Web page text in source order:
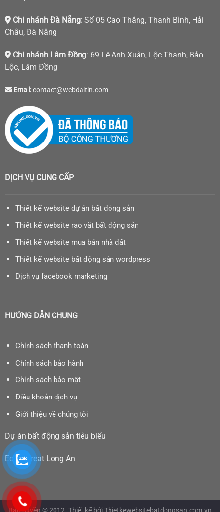
Chi nhánh Đà Nẵng:Số 05 Cao Thắng, Thanh Bình, Hải
Châu, Đà Nẵng
Chi nhánh Lâm Đồng: 69 Lê Anh Xuân, Lộc Thanh, Bảo
Lộc, Lâm Đồng
Email:contact@webdaitin.com
DỊCH VỤ CUNG CẤP
Thiết kế website dự án bất động sản
Thiết kế website rao vặt bất động sản
Thiết kế website mua bán nhà đất
Thiết kế website bất động sản wordpress
Dịch vụ facebook marketing
HƯỚNG DẪN CHUNG
Chính sách thanh toán
Chính sách bảo hành
Chính sách bảo mật
Điều khoản dịch vụ
Giới thiệu về chúng tôi
Dự án bất động sản tiêu biểu
Eco Retreat Long An
Bản quyền © 2012. Thiết kế bởi Thietkewebsitebatdongsan.com.vn